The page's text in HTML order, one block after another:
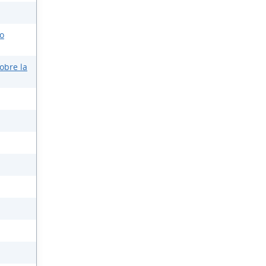
la